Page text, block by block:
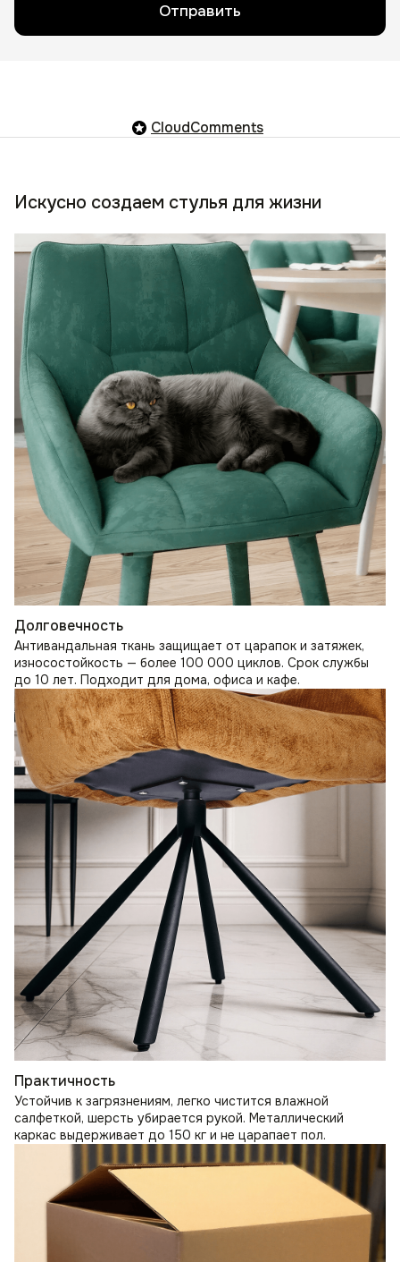
Отправить
CloudComments
Искусно создаем стулья для жизни
Долговечность
Антивандальная ткань защищает от царапок и затяжек,
износостойкость — более 100 000 циклов. Срок службы
до 10 лет. Подходит для дома, офиса и кафе.
Практичность
Устойчив к загрязнениям, легко чистится влажной
салфеткой, шерсть убирается рукой. Металлический
каркас выдерживает до 150 кг и не царапает пол.